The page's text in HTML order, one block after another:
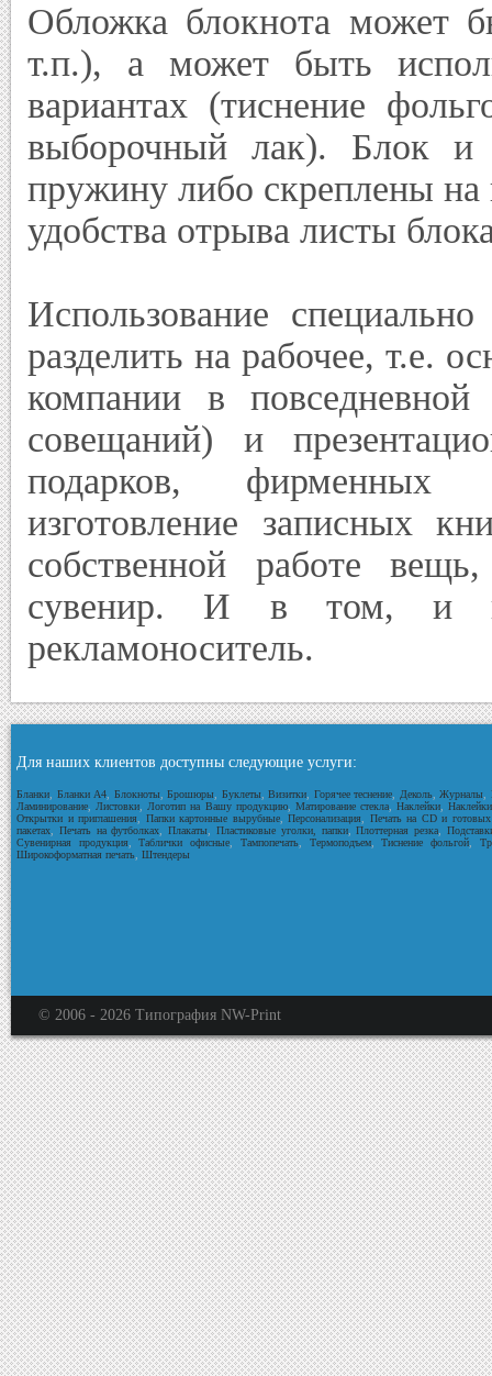
Обложка блокнота может
т.п.), а может быть
вариантах (тиснение
выборочный лак). Блок
пружину либо скреплены
удобства отрыва листы
Использование
разделить на рабочее, т.е.
компании в повседневной
совещаний) и
подарков, фирменных
изготовление записных
собственной работе
сувенир. И в том, и
рекламоноситель.
Для наших клиентов доступны следующие услуги:
Бланки Бланки А4 Блокноты, Брошюры Буклеты, Визитки Горячее теснение Деколь, Журналы
Ламинирование
Листовки Логотип на Вашу продукцию, Матирование стекла,Наклейки ,
Открытки и приглашения
Папки картонные вырубные,Персонализация
Печать на CD и готовых
пакетах
Печать на футболках ,Плакаты Пластиковые уголки, папки,Плоттерная резка
Сувенирная продукция,Таблички офисные Тампопечать, Термоподъем,Тиснение фольгой
Широкоформатная печать Штендеры
© 2006 - 2026 Типография NW-Print